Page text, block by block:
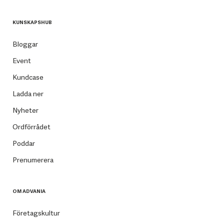
KUNSKAPSHUB
Bloggar
Event
Kundcase
Ladda ner
Nyheter
Ordförrådet
Poddar
Prenumerera
OM ADVANIA
Företagskultur